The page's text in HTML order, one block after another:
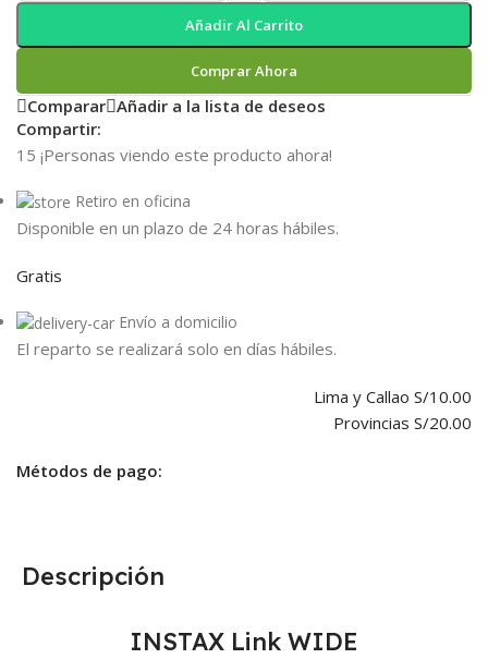
Añadir Al Carrito
Comprar Ahora
Comparar Añadir a la lista de deseos
Compartir:
15 ¡Personas viendo este producto ahora!
Retiro en oficina
Disponible en un plazo de 24 horas hábiles.
Gratis
Envío a domicilio
El reparto se realizará solo en días hábiles.
Lima y Callao S/10.00
Provincias S/20.00
Métodos de pago:
Descripción
INSTAX Link WIDE